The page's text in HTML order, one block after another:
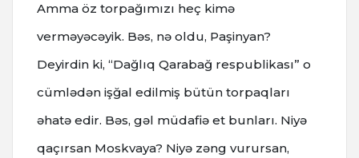
Amma öz torpağımızı heç kimə
verməyəcəyik. Bəs, nə oldu, Paşinyan?
Deyirdin ki, “Dağlıq Qarabağ respublikası” o
cümlədən işğal edilmiş bütün torpaqları
əhatə edir. Bəs, gəl müdafiə et bunları. Niyə
qaçırsan Moskvaya? Niyə zəng vurursan,